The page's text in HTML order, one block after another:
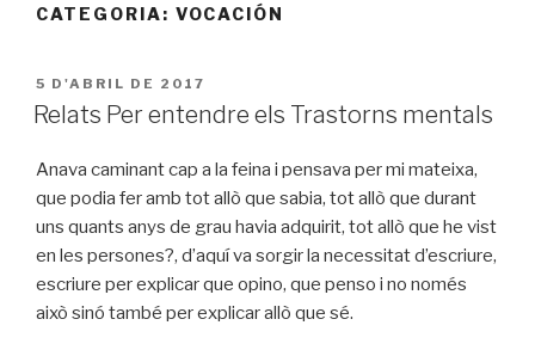
CATEGORIA: VOCACIÓN
PUBLICAT
A
5 D'ABRIL DE 2017
Relats Per entendre els Trastorns mentals
Anava caminant cap a la feina i pensava per mi mateixa,
que podia fer amb tot allò que sabia, tot allò que durant
uns quants anys de grau havia adquirit, tot allò que he vist
en les persones?, d’aquí va sorgir la necessitat d’escriure,
escriure per explicar que opino, que penso i no només
això sinó també per explicar allò que sé.